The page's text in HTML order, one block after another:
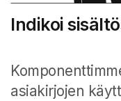
Indikoi
asiakirjojen